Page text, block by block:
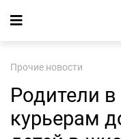
Прочие новости
Родители
курьерам